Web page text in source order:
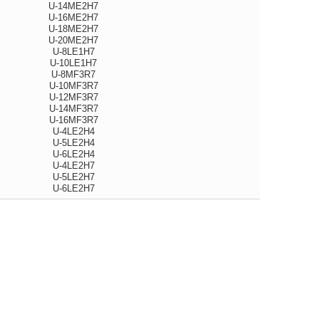
U-14ME2H7
U-16ME2H7
U-18ME2H7
U-20ME2H7
U-8LE1H7
U-10LE1H7
U-8MF3R7
U-10MF3R7
U-12MF3R7
U-14MF3R7
U-16MF3R7
U-4LE2H4
U-5LE2H4
U-6LE2H4
U-4LE2H7
U-5LE2H7
U-6LE2H7